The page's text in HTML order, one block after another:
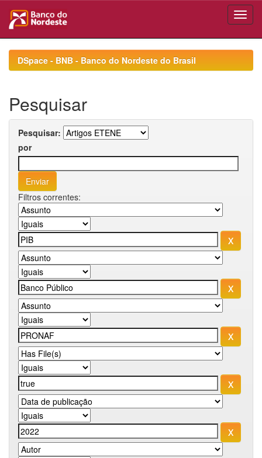
navigationDSpace - BNB - Banco do Nordeste do Brasil
Pesquisar
Pesquisar:
por
Filtros correntes: